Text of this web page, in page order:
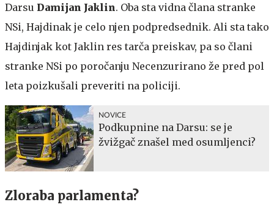
Darsu Damijan Jaklin. Oba sta vidna člana stranke
NSi, Hajdinak je celo njen podpredsednik. Ali sta tako
Hajdinjak kot Jaklin res tarča preiskav, pa so člani
stranke NSi po poročanju Necenzurirano že pred pol
leta poizkušali preveriti na policiji.
NOVICE
Podkupnine na Darsu: se je
žvižgač znašel med osumljenci?
Zloraba parlamenta?